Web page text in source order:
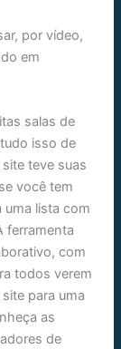
por vídeo,
em
salas de
isso de
teve suas
você tem
uma lista com
ferramenta
com
todos verem
para uma
as
de